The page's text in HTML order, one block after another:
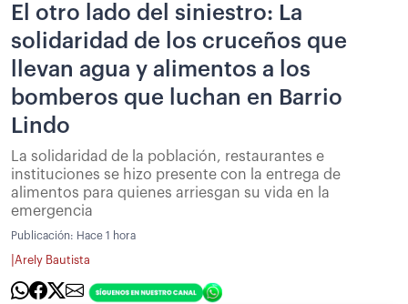
El otro lado del siniestro: La
solidaridad de los cruceños que
llevan agua y alimentos a los
bomberos que luchan en Barrio
Lindo
La solidaridad de la población, restaurantes e
instituciones se hizo presente con la entrega de
alimentos para quienes arriesgan su vida en la
emergencia
Publicación: Hace 1 hora
Arely Bautista